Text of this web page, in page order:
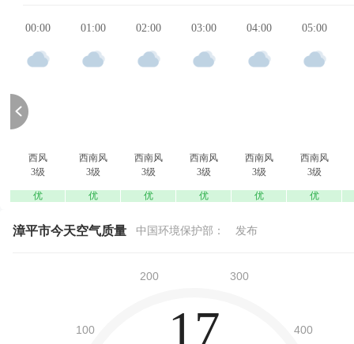
00:00
西风
3级
优
01:00
西南风
3级
优
02:00
西南风
3级
优
03:00
西南风
3级
优
04:00
西南风
3级
优
05:00
西南风
3级
优
漳平市今天空气质量 中国环境保护部： 发布
17